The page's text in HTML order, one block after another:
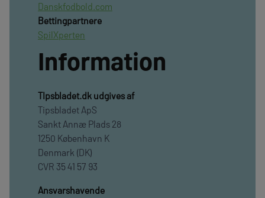
Danskfodbold.com
Bettingpartnere
SpilXperten
Information
TIpsbladet.dk udgives af
Tipsbladet ApS
Sankt Annæ Plads 28
1250 København K
Denmark (DK)
CVR 35 41 57 93
Ansvarshavende